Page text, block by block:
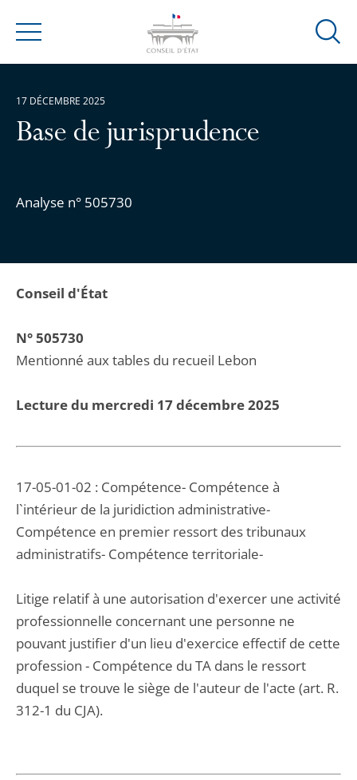
Menu
Ouvrir
Base de jurisprudence
Analyse n° 505730
17 DÉCEMBRE 2025
Conseil d'État
N° 505730
Mentionné aux tables du recueil Lebon
Lecture du mercredi 17 décembre 2025
17-05-01-02 : Compétence- Compétence à
l`intérieur de la juridiction administrative-
Compétence en premier ressort des tribunaux
administratifs- Compétence territoriale-
Litige relatif à une autorisation d'exercer une activité
professionnelle concernant une personne ne
pouvant justifier d'un lieu d'exercice effectif de cette
profession - Compétence du TA dans le ressort
duquel se trouve le siège de l'auteur de l'acte (art. R.
312-1 du CJA).